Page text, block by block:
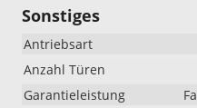
Sonstiges
Antriebsart
Anzahl Türen
Garantieleistung